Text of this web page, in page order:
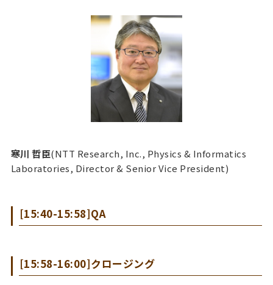
寒川 哲臣(NTT Research, Inc., Physics & Informatics
Laboratories, Director & Senior Vice President)
[15:40-15:58]QA
[15:58-16:00]クロージング